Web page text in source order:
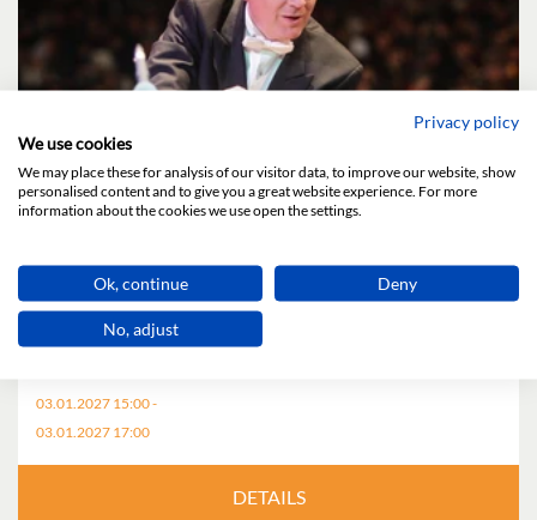
Austria Festival Symphony Orchestra Dirigent: Reinhold
Wieser
03.01.2027 15:00 -
03.01.2027 17:00
DETAILS
Privacy policy
We use cookies
We may place these for analysis of our visitor data, to improve our website, show
personalised content and to give you a great website experience. For more
information about the cookies we use open the settings.
Ok, continue Deny
No, adjust